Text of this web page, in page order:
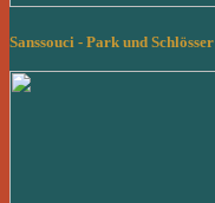
Sanssouci - Park und Schlösser